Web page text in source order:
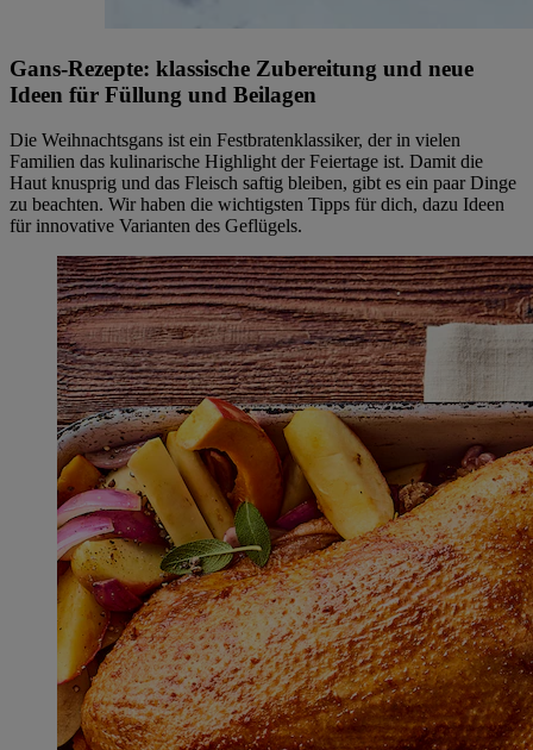
Gans-Rezepte: klassische Zubereitung und neue
Ideen für Füllung und Beilagen
Die Weihnachtsgans ist ein Festbratenklassiker, der in vielen
Familien das kulinarische Highlight der Feiertage ist. Damit die
Haut knusprig und das Fleisch saftig bleiben, gibt es ein paar Dinge
zu beachten. Wir haben die wichtigsten Tipps für dich, dazu Ideen
für innovative Varianten des Geflügels.